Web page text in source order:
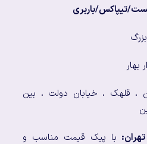
تیپاکس/باربری
بهار
، قلهک ، خیابان دولت ، بین
با پیک قیمت مناسب و